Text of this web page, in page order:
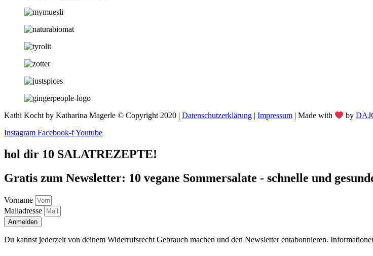
Kathi Kocht by Katharina Magerle © Copyright 2020 | Datenschutzerklärung | Impressum | Made with by
Instagram Facebook-fYoutube
hol dir 10 SALATREZEPTE!
Gratis zum Newsletter: 10 vegane Sommersalate - schnelle und
Vorname
Mailadresse
Anmelden
Du kannst jederzeit von deinem Widerrufsrecht Gebrauch machen und den Newsletter entabonnieren.